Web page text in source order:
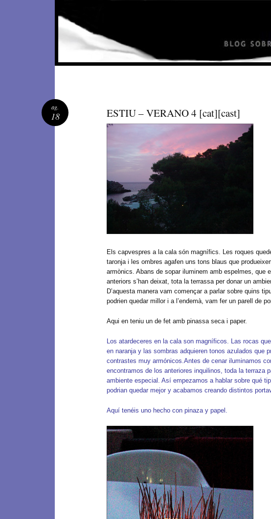
ESTIU – VERANO 4 [cat][cast]
Els capvespres a la cala són magnífics. Les roques
taronja i les ombres agafen uns tons blaus que
armònics. Abans de sopar iluminem amb espelmes, que
anteriors s’han deixat, tota la terrassa per donar un
D’aquesta manera vam començar a parlar sobre quins
podrien quedar millor i a l’endemà, vam fer un parell de
Aqui en teniu un de fet amb pinassa seca i paper.
Los atardeceres en la cala son magníficos. Las rocas
en naranja y las sombras adquieren tonos azulados que
contrastes muy armónicos.Antes de cenar iluminamos
encontramos de los anteriores inquilinos, toda la terraza
ambiente especial. Así empezamos a hablar sobre qué
podrian quedar mejor y acabamos creando distintos
Aquí tenéis uno hecho con pinaza y papel.
ag.
18